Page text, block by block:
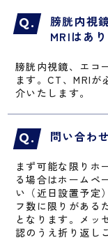
膀胱内視
MRIはあ
膀胱内視鏡、エコ
ます。CT、MRI
介いたします。
問い合わ
まず可能な限りホ
る場合はホームペ
い（近日設置予定
フ数に限りがある
となります。メッ
認のうえ折り返し